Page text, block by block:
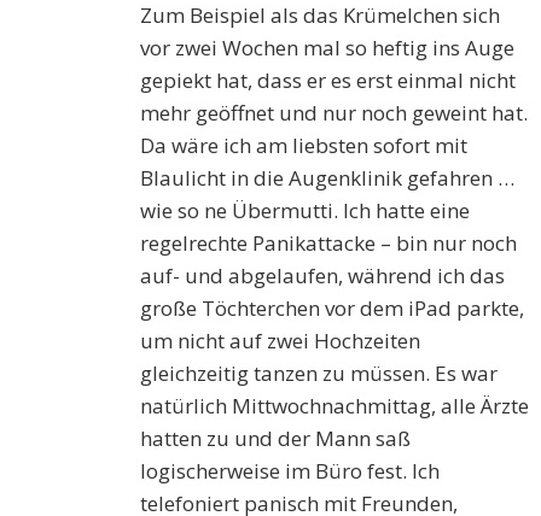
Zum Beispiel als das Krümelchen sich
vor zwei Wochen mal so heftig ins Auge
gepiekt hat, dass er es erst einmal nicht
mehr geöffnet und nur noch geweint hat.
Da wäre ich am liebsten sofort mit
Blaulicht in die Augenklinik gefahren …
wie so ne Übermutti. Ich hatte eine
regelrechte Panikattacke – bin nur noch
auf- und abgelaufen, während ich das
große Töchterchen vor dem iPad parkte,
um nicht auf zwei Hochzeiten
gleichzeitig tanzen zu müssen. Es war
natürlich Mittwochnachmittag, alle Ärzte
hatten zu und der Mann saß
logischerweise im Büro fest. Ich
telefoniert panisch mit Freunden,